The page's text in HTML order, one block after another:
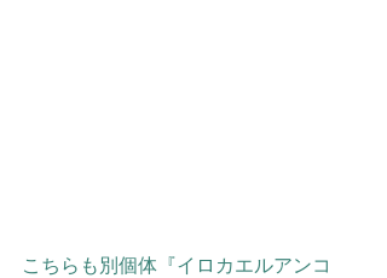
こちらも別個体『イロカエルアンコ